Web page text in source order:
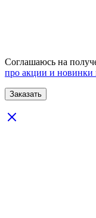
Соглашаюсь на
про акции и